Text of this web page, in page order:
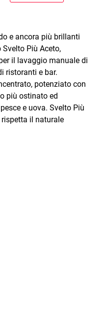
e ancora più brillanti
Più Aceto,
il lavaggio manuale di
ristoranti e bar.
potenziato con
più ostinato ed
e uova. Svelto Più
il naturale